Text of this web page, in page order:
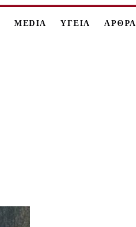
MEDIA ΥΓΕΙΑ ΑΡΘΡΑ